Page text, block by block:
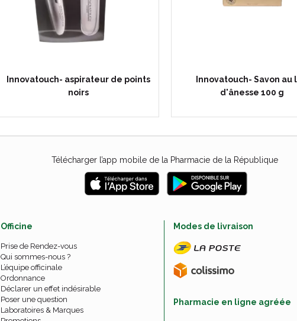
Innovatouch- aspirateur de points
noirs
Innovatouch- Savon au
d'ânesse 100 g
Télécharger l’app mobile de la Pharmacie de la République
Officine
Prise de Rendez-vous
Qui sommes-nous ?
L’équipe officinale
Ordonnance
Déclarer un effet indésirable
Poser une question
Laboratoires & Marques
Modes de livraison
Pharmacie en ligne agréée